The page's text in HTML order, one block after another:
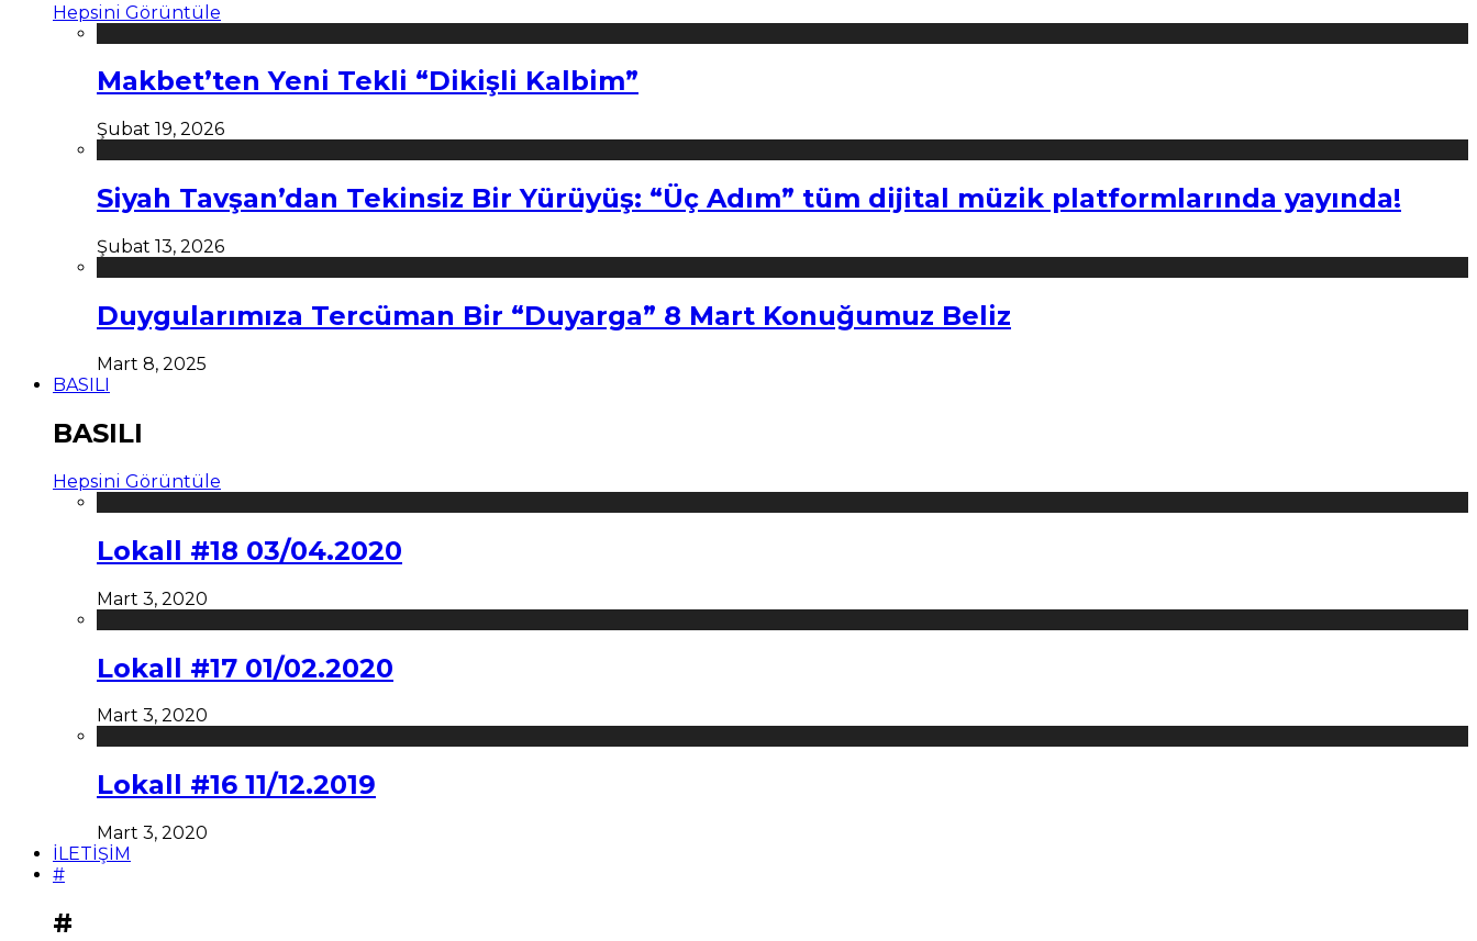
Hepsini Görüntüle
Makbet’ten Yeni Tekli “Dikişli Kalbim”
Şubat 19, 2026
Siyah Tavşan’dan Tekinsiz Bir Yürüyüş: “Üç Adım” tüm dijital müzik platformlarında yayında!
Şubat 13, 2026
Duygularımıza Tercüman Bir “Duyarga” 8 Mart Konuğumuz Beliz
Mart 8, 2025
BASILI
BASILI
Hepsini Görüntüle
Lokall #18 03/04.2020
Mart 3, 2020
Lokall #17 01/02.2020
Mart 3, 2020
Lokall #16 11/12.2019
Mart 3, 2020
İLETİŞİM
#
#